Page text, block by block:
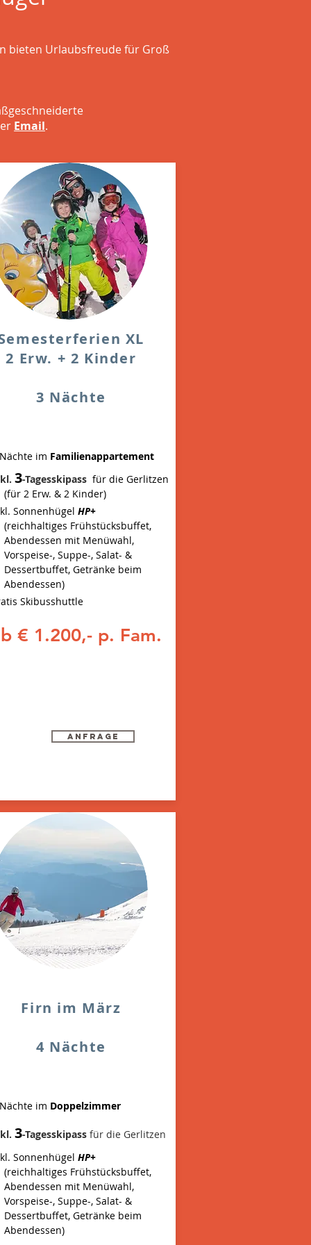
bieten Urlaubsfreude für Groß
Email.
XL
2 Erw. + 2 Kinder
3 Nächte
im Familienappartement
3-Tagesskipass für die Gerlitzen
(für 2 Erw. & 2 Kinder)
Sonnenhügel HP+
(reichhaltiges Frühstücksbuffet,
Abendessen mit Menüwahl,
Vorspeise-, Suppe-, Salat- &
Dessertbuffet, Getränke beim
Abendessen)
Skibusshuttle
€ 1.200,- p. Fam.
Anfrage
Firn im März
4 Nächte
im Doppelzimmer
3-Tagesskipass für die Gerlitzen
Sonnenhügel HP+
(reichhaltiges Frühstücksbuffet,
Abendessen mit Menüwahl,
Vorspeise-, Suppe-, Salat- &
Dessertbuffet, Getränke beim
Abendessen)